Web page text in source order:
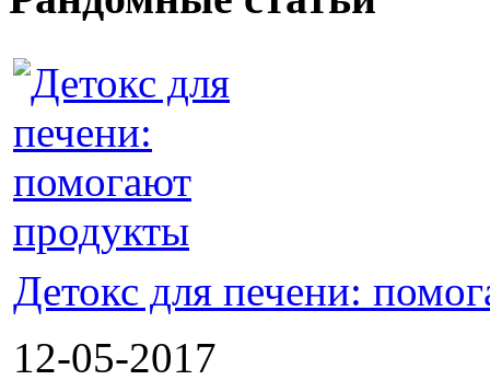
Детокс для печени:
12-05-2017